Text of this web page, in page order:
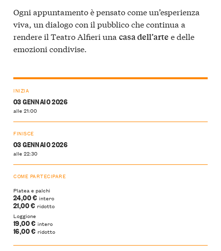
Ogni appuntamento è pensato come un’esperienza
viva, un dialogo con il pubblico che continua a
rendere il Teatro Alfieri una casa dell’arte e delle
emozioni condivise.
INIZIA
03 GENNAIO 2026
alle 21:00
FINISCE
03 GENNAIO 2026
alle 22:30
COME PARTECIPARE
Platea e palchi
24,00 € intero
21,00 € ridotto
Loggione
19,00 € intero
16,00 € ridotto